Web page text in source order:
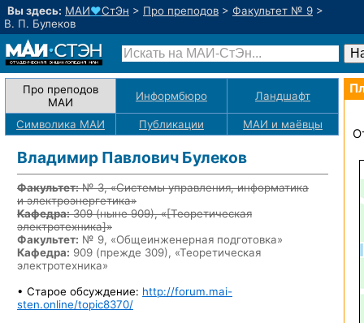
Вы здесь: МАИ♥СтЭн > Про преподов > Факультет № 9 >
В. П. Булеков
Про преподов
МАИ
Информбюро Ландшафт
Символика МАИ Публикации МАИ и маёвцы
Владимир Павлович Булеков
Факультет:№ 3, «Системы управления, информатика
и электроэнергетика»
Кафедра:309(ныне 909), «[Теоретическая
электротехника]»
Факультет: № 9, «Общеинженерная подготовка»
Кафедра: 909 (прежде 309), «Теоретическая
электротехника»
• Старое обсуждение: http://forum.mai-
sten.online/topic8370/